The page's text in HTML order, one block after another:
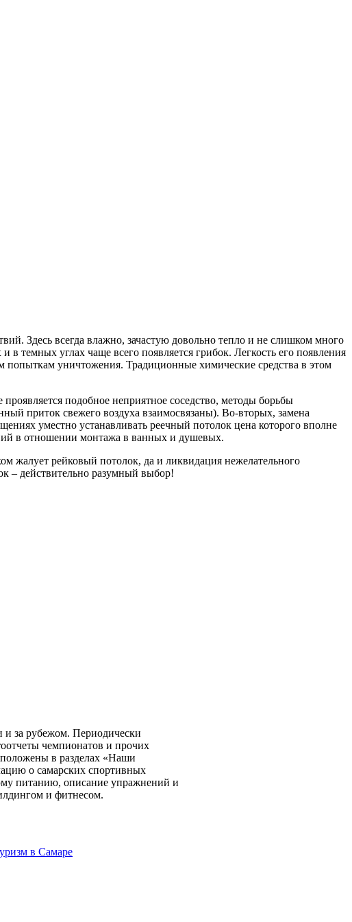
Здесь всегда влажно, зачастую довольно тепло и не слишком много
в темных углах чаще всего появляется грибок. Легкость его появления
попыткам уничтожения. Традиционные химические средства в этом
подобное неприятное соседство, методы борьбы
приток свежего воздуха взаимосвязаны). Во-вторых, замена
уместно устанавливать реечный потолок цена которого вполне
в отношении монтажа в ванных и душевых.
жалует рейковый потолок, да и ликвидация нежелательного
– действительно разумный выбор!
и за рубежом. Периодически
чемпионатов и прочих
в разделах «Наши
о самарских спортивных
питанию, описание упражнений и
и фитнесом.